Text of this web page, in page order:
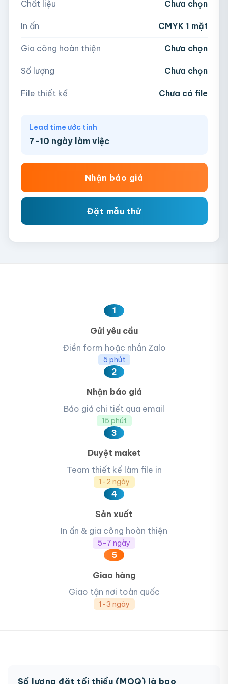
Hoặc nhập số lượng:
− + hộp
AI, PDF, EPS, PSD, PNG, JPG (tối đa 50MB)
Chất liệu Chưa chọn
In ấn CMYK 1 mặt
Gia công hoàn thiện Chưa chọn
Số lượng Chưa chọn
File thiết kế Chưa có file
Lead time ước tính
7-10 ngày làm việc
Nhận báo giá
Đặt mẫu thử
1
Gửi yêu cầu
Điền form hoặc nhắn Zalo
5 phút
2
Nhận báo giá
Báo giá chi tiết qua email
15 phút
3
Duyệt maket
Team thiết kế làm file in
1-2 ngày
4
Sản xuất
In ấn & gia công hoàn thiện
5-7 ngày
5
Giao hàng
Giao tận nơi toàn quốc
1-3 ngày
Số lượng đặt tối thiểu (MOQ) là bao